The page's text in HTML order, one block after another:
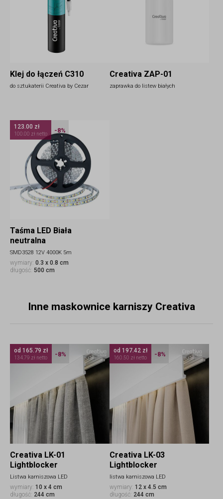
Klej do łączeń C310
do sztukaterii Creativa by Cezar
Creativa ZAP-01
zaprawka do listew białych
Taśma LED Biała
neutralna
SMD3528 12V 4000K 5m
wymiary: 0.3 x 0.8 cm
długość: 500 cm
123.00 zł
100.00 zł netto -8%
Inne maskownice karniszy Creativa
Creativa LK-01
Lightblocker
Listwa karniszowa LED
wymiary: 10 x 4 cm
długość: 244 cm
od 165.79 zł
134.79 zł netto -8%
Creativa LK-03
Lightblocker
listwa karniszowa LED
wymiary: 12 x 4.5 cm
długość: 244 cm
od 197.42 zł
160.50 zł netto -8%